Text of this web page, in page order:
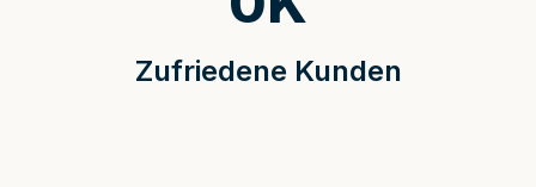
Zufriedene Kunden